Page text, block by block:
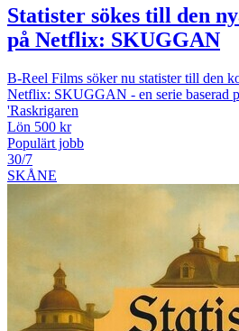
Statister sökes till den
på Netflix: SKUGGAN
B-Reel Films söker nu statister till den
Netflix: SKUGGAN - en serie baserad
'Raskrigaren
Lön 500 kr
Populärt jobb
30/7
SKÅNE